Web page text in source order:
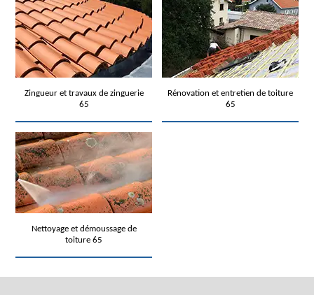
Zingueur et travaux de zinguerie
65
Rénovation et entretien de toiture
65
Nettoyage et démoussage de
toiture 65